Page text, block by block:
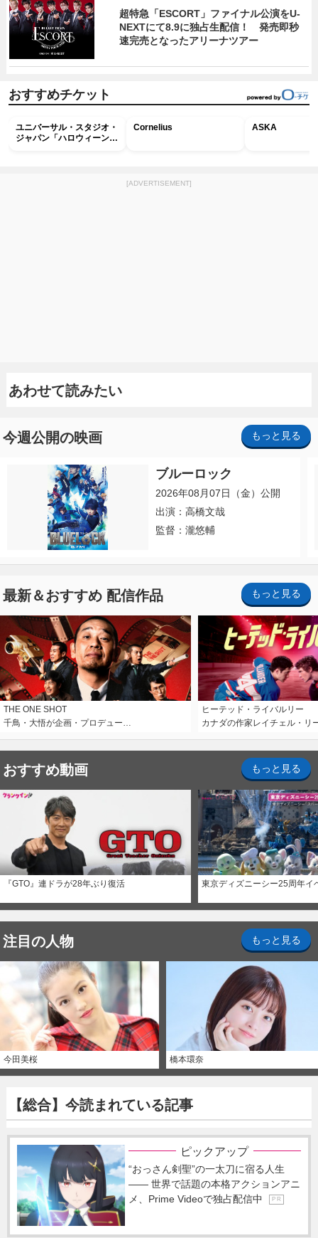
超特急「ESCORT」ファイナル公演をU-
NEXTにて8.9に独占生配信！ 発売即秒
速完売となったアリーナツアー
おすすめチケット
ユニバーサル・スタジオ・
ジャパン「ハロウィーン・
Cornelius ASKA
[ADVERTISEMENT]
あわせて読みたい
今週公開の映画 もっと見る
ブルーロック
2026年08月07日（金）公開
出演：高橋文哉
監督：瀧悠輔
最新＆おすすめ 配信作品 もっと見る
THE ONE SHOT
千鳥・大悟が企画・プロデュー…
ヒーテッド・ライバルリー
カナダの作家レイチェル・リ
おすすめ動画 もっと見る
『GTO』連ドラが28年ぶり復活 東京ディズニーシー25周年イ
注目の人物 もっと見る
今田美桜 橋本環奈
【総合】今読まれている記事
ピックアップ
“おっさん剣聖”の一太刀に宿る人生
―― 世界で話題の本格アクションアニ
メ、Prime Videoで独占配信中
P R